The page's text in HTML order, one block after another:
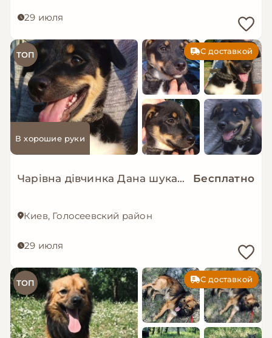
29 июля
ТОП С доставкой
В хорошие руки
Чарівна дівчинка Дана шукає родину цуценя Бесплатно
Киев, Голосеевский район
29 июля
ТОП С доставкой